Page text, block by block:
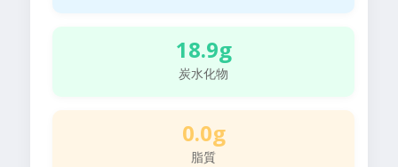
18.9g
炭水化物
0.0g
脂質